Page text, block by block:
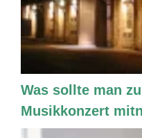
Was sollte man
Musikkonzert